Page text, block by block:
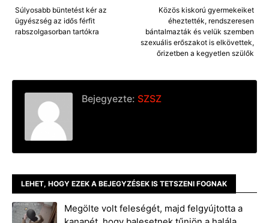
Közös kiskorú gyermekeiket
éheztették, rendszeresen
bántalmazták és velük szemben
szexuális erőszakot is elkövettek,
őrizetben a kegyetlen szülők
Súlyosabb büntetést kér az
ügyészség az idős férfit
rabszolgasorban tartókra
Bejegyezte: SZSZ
LEHET, HOGY EZEK A BEJEGYZÉSEK IS TETSZENI FOGNAK
Megölte volt feleségét, majd felgyújtotta a